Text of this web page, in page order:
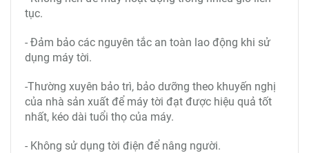
tục.
- Đảm bảo các nguyên tắc an toàn lao động khi sử
dụng máy tời.
-Thường xuyên bảo trì, bảo dưỡng theo khuyến nghị
của nhà sản xuất để máy tời đạt được hiệu quả tốt
nhất, kéo dài tuổi thọ của máy.
- Không sử dụng tời điện để nâng người.